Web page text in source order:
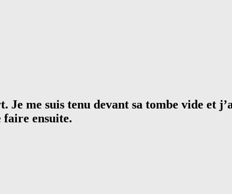
me suis tenu devant sa tombe vide et
faire ensuite.